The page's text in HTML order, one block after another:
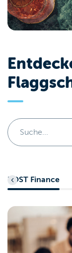
Suche...
POST Finance